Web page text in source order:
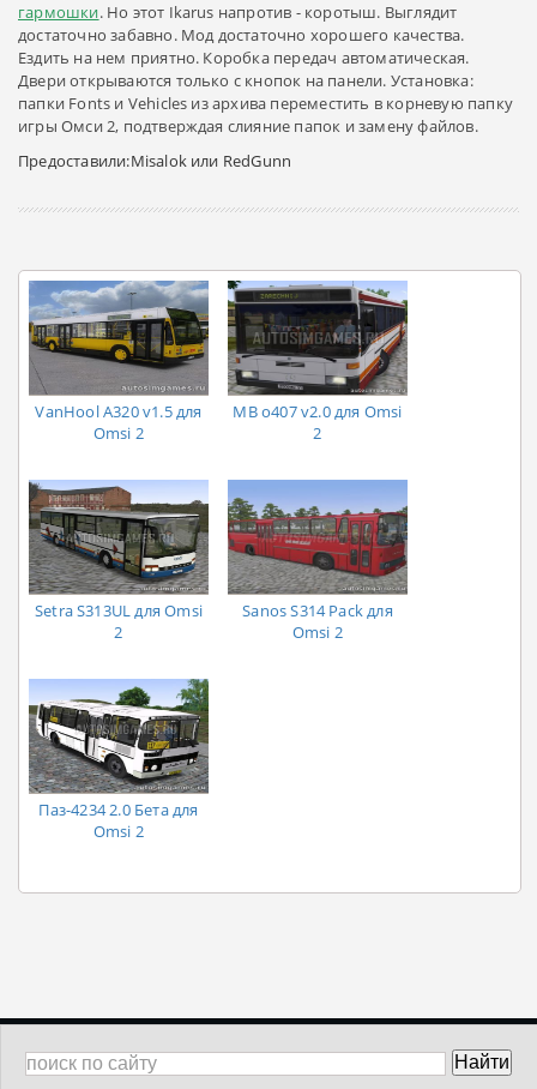
гармошки. Но этот Ikarus напротив - коротыш. Выглядит
достаточно забавно. Мод достаточно хорошего качества.
Ездить на нем приятно. Коробка передач автоматическая.
Двери открываются только с кнопок на панели. Установка:
папки Fonts и Vehicles из архива переместить в корневую папку
игры Омси 2, подтверждая слияние папок и замену файлов.
Предоставили:Misalok или RedGunn
VanHool A320 v1.5 для
Omsi 2
MB o407 v2.0 для Omsi
2
Setra S313UL для Omsi
2
Sanos S314 Pack для
Omsi 2
Паз-4234 2.0 Бета для
Omsi 2